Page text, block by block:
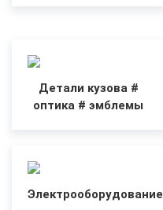
Детали кузова #
оптика # эмблемы
Электрооборудование